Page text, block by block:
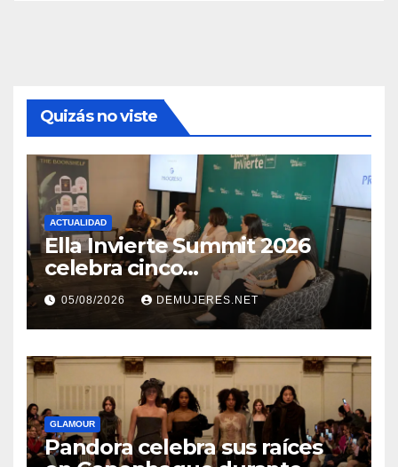
Quizás no viste
ACTUALIDAD
Ella Invierte Summit 2026
celebra cinco
añosimpulsando a las
mujeres a construir su
independencia financiera
05/08/2026 DEMUJERES.NET
GLAMOUR
Pandora celebra sus raíces